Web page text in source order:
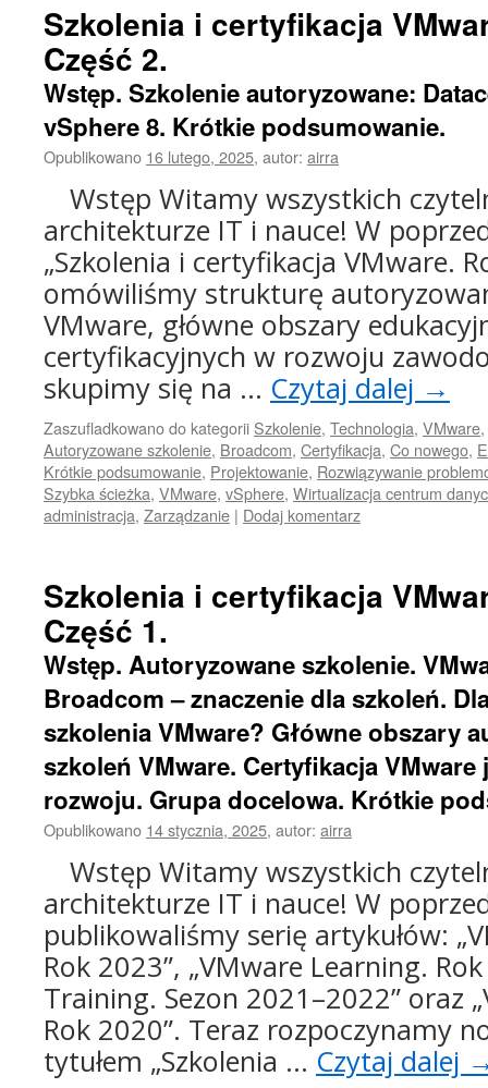
Szkolenia i certyfikacja
Część 2.
Wstęp. Szkolenie autoryzowane:
vSphere 8. Krótkie podsumowanie.
Opublikowano 16 lutego, 2025, autor: airra
Wstęp Witamy wszystkich
architekturze IT i nauce! W
„Szkolenia i certyfikacja VMware.
omówiliśmy strukturę
VMware, główne obszary
certyfikacyjnych w rozwoju
skupimy się na … Czytaj dalej →
Zaszufladkowano do kategorii Szkolenie, Technologia, VMware,
Autoryzowane szkolenie, Broadcom, Certyfikacja, Co nowego,
Krótkie podsumowanie, Projektowanie, Rozwiązywanie
Szybka ścieżka, VMware, vSphere, Wirtualizacja centrum
administracja, Zarządzanie | Dodaj komentarz
Szkolenia i certyfikacja
Część 1.
Wstęp. Autoryzowane szkolenie.
Broadcom – znaczenie dla szkoleń.
szkolenia VMware? Główne obszary
szkoleń VMware. Certyfikacja
rozwoju. Grupa docelowa. Krótkie
Opublikowano 14 stycznia, 2025, autor: airra
Wstęp Witamy wszystkich
architekturze IT i nauce! W
publikowaliśmy serię artykułów:
Rok 2023”, „VMware Learning.
Training. Sezon 2021–2022” oraz
Rok 2020”. Teraz rozpoczynamy
tytułem „Szkolenia … Czytaj dalej